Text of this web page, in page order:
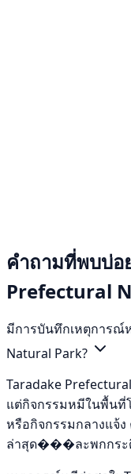
คำถามที่พบบ่อ
Prefectural
มีการบันทึกเหตุการณ์
Natural Park?
Taradake
แต่กิจกรรมหมีในพื้นที่
หรือกิจกรรมกลางแจ้
ล่าสุด���ละพกกระ